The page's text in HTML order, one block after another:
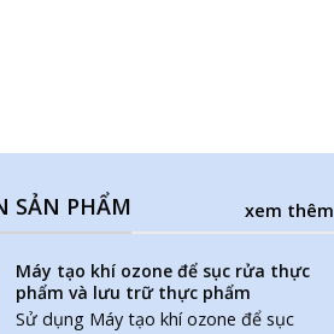
SẢN PHẨM xem thêm
Máy tạo khí ozone để sục rửa thực
phẩm và lưu trữ thực phẩm
Sử dụng Máy tạo khí ozone để sục